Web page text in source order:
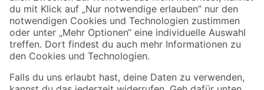
Jetzt die toom-App herunterladen